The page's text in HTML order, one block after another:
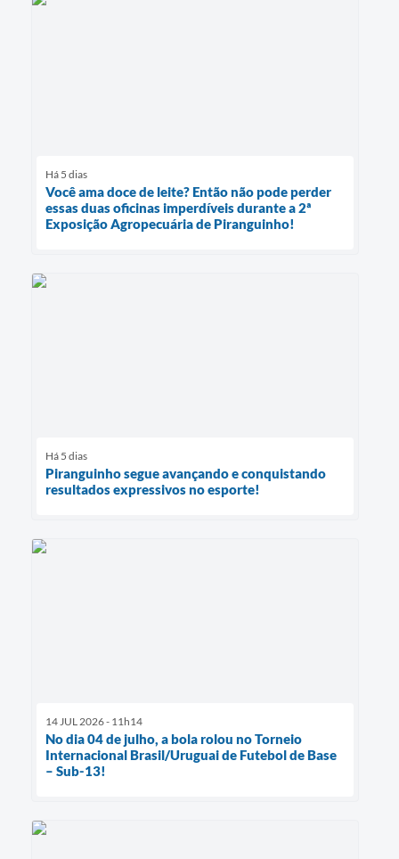
Há 5 dias
Você ama doce de leite? Então não pode perder
essas duas oficinas imperdíveis durante a 2ª
Exposição Agropecuária de Piranguinho!
Há 5 dias
Piranguinho segue avançando e conquistando
resultados expressivos no esporte!
14 JUL 2026 - 11h14
No dia 04 de julho, a bola rolou no Torneio
Internacional Brasil/Uruguai de Futebol de Base
– Sub-13!